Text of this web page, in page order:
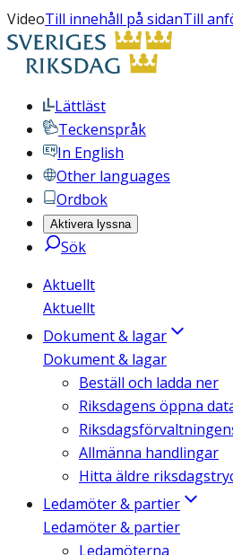
VideoTill innehåll på sidanTill
Lättläst
Teckenspråk
In English
Other languages
Ordbok
Aktivera lyssna
Sök
Aktuellt
Aktuellt
Dokument & lagar
Dokument & lagar
Beställ och ladda ner
Riksdagens öppna
Allmänna handlingar
Hitta äldre
Ledamöter & partier
Ledamöter & partier
Ledamöterna